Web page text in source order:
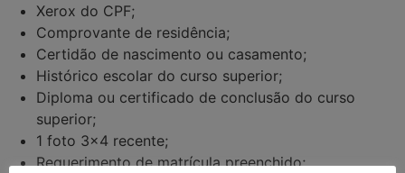
Xerox do CPF;
Comprovante de residência;
Certidão de nascimento ou casamento;
Histórico escolar do curso superior;
Diploma ou certificado de conclusão do curso
superior;
1 foto 3×4 recente;
Requerimento de matrícula preenchido;